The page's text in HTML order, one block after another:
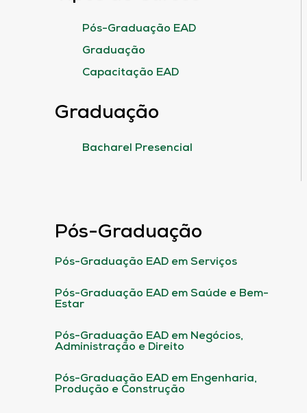
Pós-Graduação EAD
Graduação
Capacitação EAD
Graduação
Bacharel Presencial
Pós-Graduação
Pós-Graduação EAD em Serviços
Pós-Graduação EAD em Saúde e Bem-
Estar
Pós-Graduação EAD em Negócios,
Administração e Direito
Pós-Graduação EAD em Engenharia,
Produção e Construção